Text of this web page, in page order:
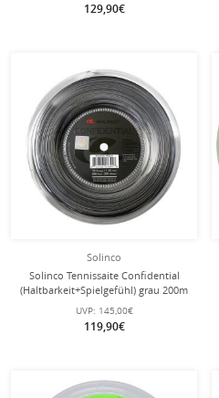
129,90€
Solinco
Solinco Tennissaite Confidential
(Haltbarkeit+Spielgefühl) grau 200m
Rolle
UVP: 145,00€
119,90€